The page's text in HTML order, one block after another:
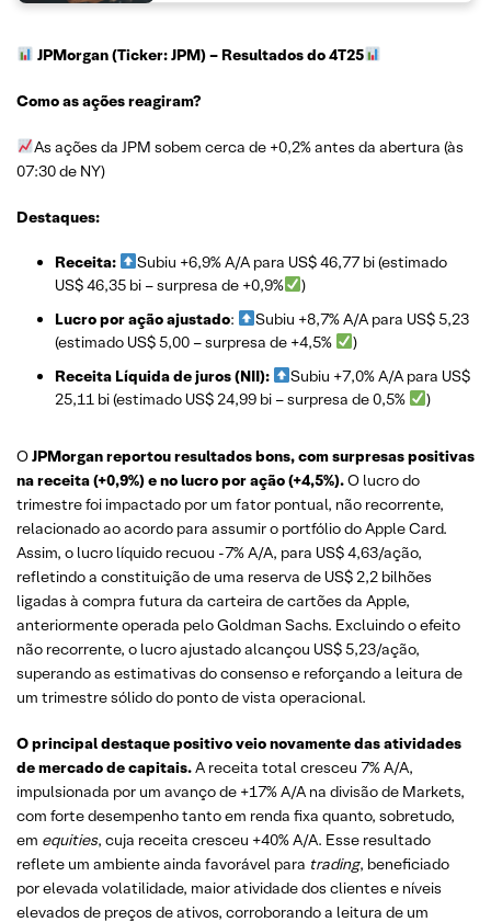
JPMorgan (Ticker: JPM)– Resultados do 4T25
Como as ações reagiram?
As ações da JPM sobem cerca de +0,2% antes da abertura (às
07:30 de NY)
Destaques:
Receita:
Subiu +6,9% A/A para US$ 46,77 bi (estimado
US$ 46,35 bi – surpresa de +0,9%
)
Lucro por ação ajustado:
Subiu +8,7% A/A para US$ 5,23
(estimado US$ 5,00 – surpresa de +4,5%
)
Receita Líquida de juros (NII):
Subiu +7,0% A/A para US$
25,11 bi (estimado US$ 24,99 bi – surpresa de 0,5%
)
OJPMorgan reportou resultados bons, com surpresas positivas
na receita (+0,9%) e no lucro por ação (+4,5%).O lucro do
trimestre foi impactado por um fator pontual, não recorrente,
relacionado ao acordo para assumir o portfólio do Apple Card.
Assim, o lucro líquido recuou -7% A/A, para US$ 4,63/ação,
refletindo a constituição de uma reserva de US$ 2,2 bilhões
ligadas à compra futura da carteira de cartões da Apple,
anteriormente operada pelo Goldman Sachs. Excluindo o efeito
não recorrente, o lucro ajustado alcançou US$ 5,23/ação,
superando as estimativas do consenso e reforçando a leitura de
um trimestre sólido do ponto de vista operacional.
O principal destaque positivo veio novamente das atividades
de mercado de capitais.A receita total cresceu 7% A/A,
impulsionada por um avanço de +17% A/A na divisão de Markets,
com forte desempenho tanto em renda fixa quanto, sobretudo,
em equities, cuja receita cresceu +40% A/A. Esse resultado
reflete um ambiente ainda favorável para trading, beneficiado
por elevada volatilidade, maior atividade dos clientes e níveis
elevados de preços de ativos, corroborando a leitura de um